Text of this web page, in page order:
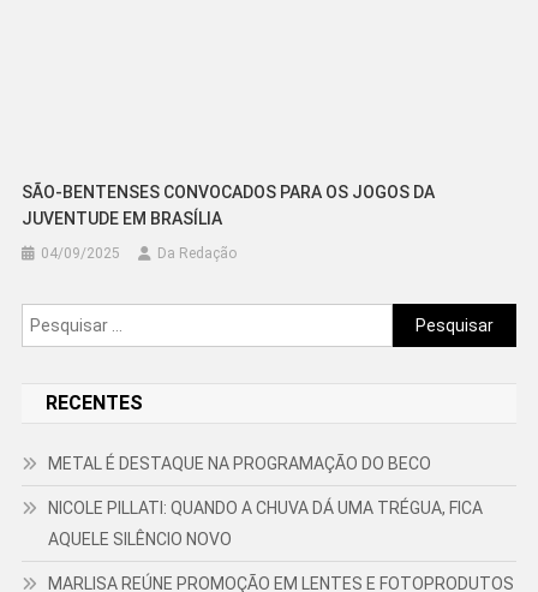
SÃO-BENTENSES CONVOCADOS PARA OS JOGOS DA
JUVENTUDE EM BRASÍLIA
04/09/2025 Da Redação
Pesquisar
por:
RECENTES
METAL É DESTAQUE NA PROGRAMAÇÃO DO BECO
NICOLE PILLATI: QUANDO A CHUVA DÁ UMA TRÉGUA, FICA
AQUELE SILÊNCIO NOVO
MARLISA REÚNE PROMOÇÃO EM LENTES E FOTOPRODUTOS